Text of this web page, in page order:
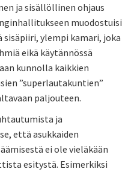
ja sisällöllinen ohjaus
muodostuisi
ylempi kamari, joka
eikä käytännössä
kunnolla kaikkien
”superlautakuntien”
paljouteen.
ja
että asukkaiden
ei ole vieläkään
esitystä. Esimerkiksi